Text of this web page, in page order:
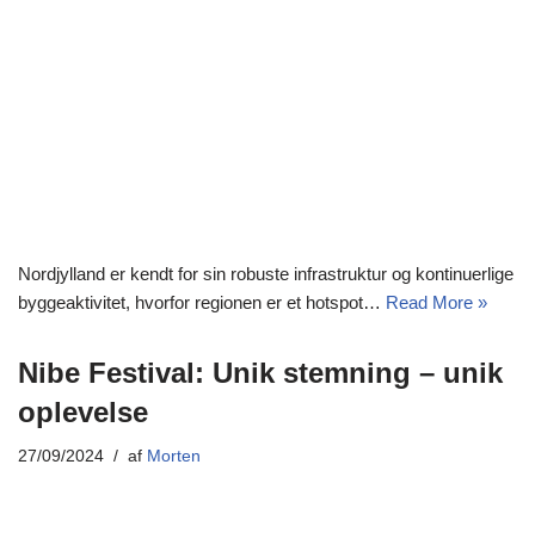
Nordjylland er kendt for sin robuste infrastruktur og kontinuerlige
byggeaktivitet, hvorfor regionen er et hotspot… Read More »
Nibe Festival: Unik stemning – unik
oplevelse
27/09/2024 af Morten